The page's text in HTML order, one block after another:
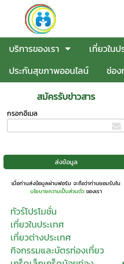
บริการของเรา เที่ยวในป
ประกันสุขภาพออนไลน์
ช่อง
สมัครรับข่าวสาร
กรอกอีเมล
เมื่อท่านส่งข้อมูลผ่านฟอร์ม จะถือว่าท่านยอมรับใน
นโยบายความเป็นส่วนตัวของเรา
ทัวร์โปรโมชั่น
เที่ยวในประเทศ
เที่ยวต่างประเทศ
กิจกรรมและบัตรท่องเที่ยว